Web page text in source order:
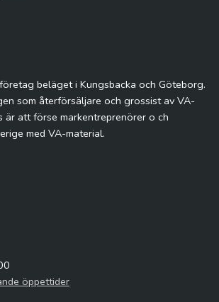
beläget i Kungsbacka och Göteborg.
som återförsäljare och grossist av VA-
är att förse markentreprenörer o ch
med VA-material.
öppettider